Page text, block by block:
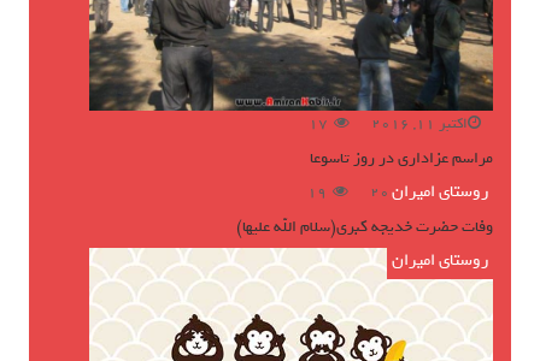
اکتبر 11, 2016 17
مراسم عزاداری در روز تاسوعا
روستای امیران
ژوئن 16, 2016 19
وفات حضرت خدیجه کبری(سلام الله علیها)
روستای امیران